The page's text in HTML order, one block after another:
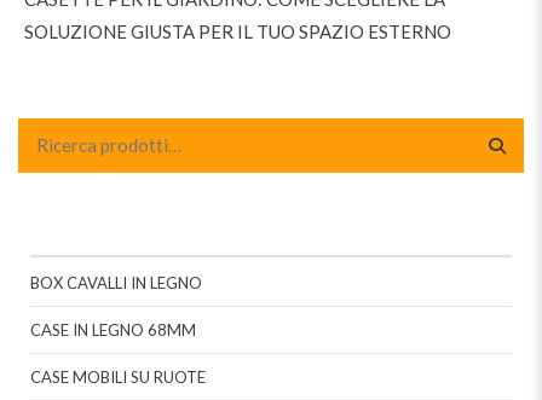
SOLUZIONE GIUSTA PER IL TUO SPAZIO ESTERNO
BOX CAVALLI IN LEGNO
CASE IN LEGNO 68MM
CASE MOBILI SU RUOTE